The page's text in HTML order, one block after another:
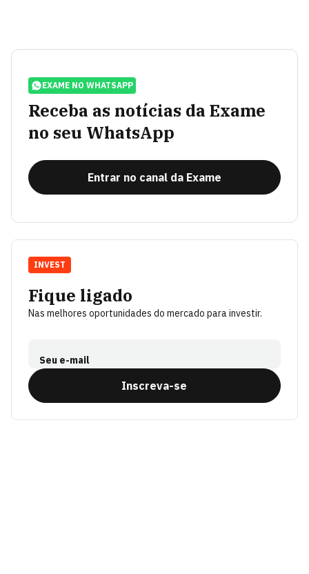
EXAME NO WHATSAPP
Receba as notícias da Exame
no seu WhatsApp
Entrar no canal da Exame
Fique ligado
Nas melhores oportunidades do mercado para investir.
Seu e-mail
Inscreva-se
INVEST